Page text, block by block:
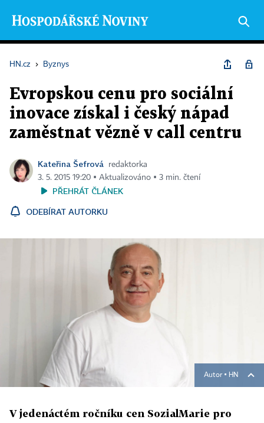
HN.cz › Byznys
Evropskou cenu pro sociální
inovace získal i český nápad
zaměstnat vězně v call centru
Kateřina Šefrová
redaktorka
3. 5. 2015 19:20 ▪ Aktualizováno ▪ 3 min. čtení
PŘEHRÁT ČLÁNEK
ODEBÍRAT AUTORKU
Autor ▪ HN
V jedenáctém ročníku cen SozialMarie pro